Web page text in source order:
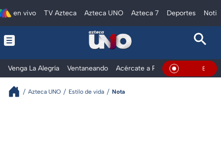
en vivo TV Azteca Azteca UNO Azteca 7 Deportes
Venga La Alegría Ventaneando Acércate a Rocío Al Extremo
En Vivo
Azteca UNO Estilo de vida Nota